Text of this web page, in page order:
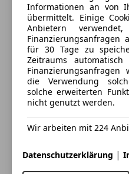
*18-Zoll-
*Citroën Smart Pad
*Color Paket "Textured
*Stylepaket
Anbieter
Deine Nachricht
Informationen an von
übermittelt. Einige
Anbietern
Finanzierungsanfragen
für 30 Tage zu
Zeitraums
Finanzierungsanfragen
die Verwendung
solche erweiterten
nicht genutzt werden.
Wir arbeiten mit 224
Datenschutzerklärung |